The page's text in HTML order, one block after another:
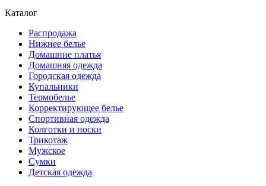
Каталог
Распродажа
Нижнее белье
Домашние платья
Домашняя одежда
Городская одежда
Купальники
Термобелье
Корректирующее белье
Спортивная одежда
Колготки и носки
Трикотаж
Мужское
Сумки
Детская одежда